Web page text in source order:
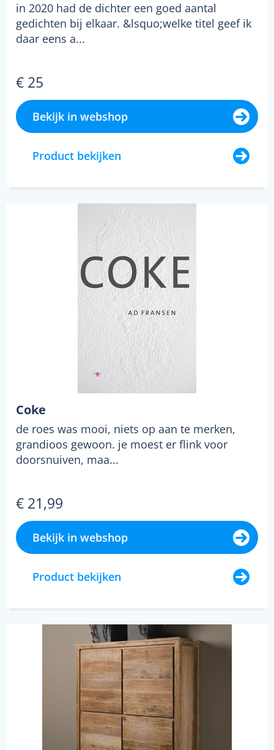
in 2020 had de dichter een goed aantal
gedichten bij elkaar. &lsquo;welke titel geef ik
daar eens a...
€ 25
Bekijk in webshop
Product bekijken
Coke
de roes was mooi, niets op aan te merken,
grandioos gewoon. je moest er flink voor
doorsnuiven, maa...
€ 21,99
Bekijk in webshop
Product bekijken